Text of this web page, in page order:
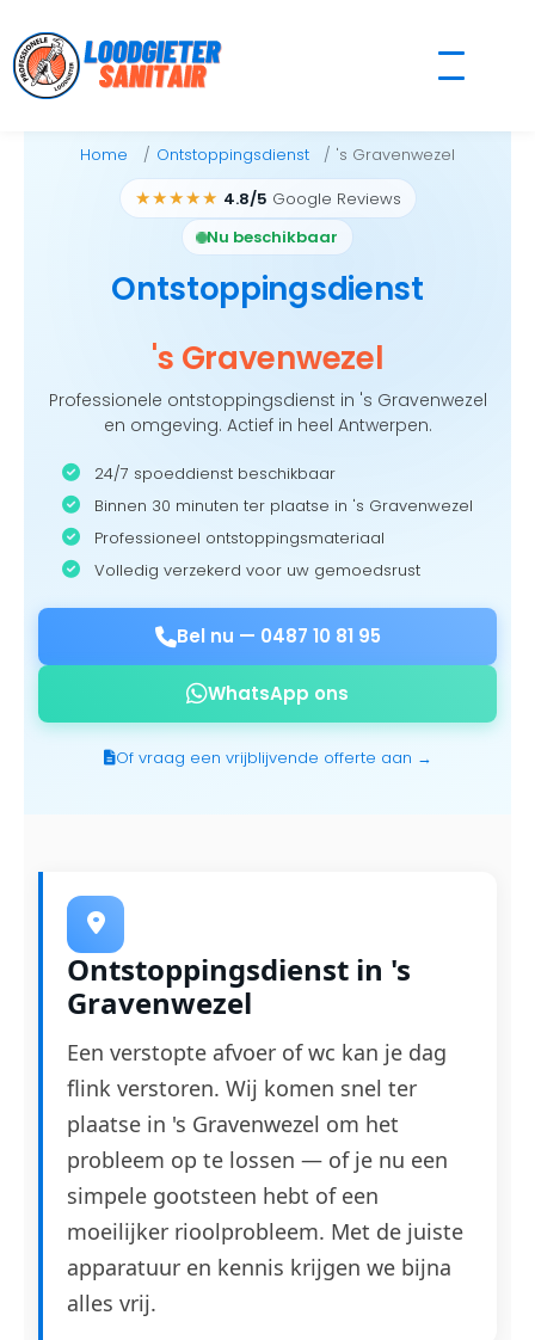
to
content
Home Ontstoppingsdienst 's Gravenwezel
★★★★★ 4.8/5 Google Reviews
Nu beschikbaar
Ontstoppingsdienst
's Gravenwezel
Professionele ontstoppingsdienst in 's Gravenwezel
en omgeving. Actief in heel Antwerpen.
24/7 spoeddienst beschikbaar
Binnen 30 minuten ter plaatse in 's Gravenwezel
Professioneel ontstoppingsmateriaal
Volledig verzekerd voor uw gemoedsrust
Bel nu — 0487 10 81 95
WhatsApp ons
Of vraag een vrijblijvende offerte aan →
Ontstoppingsdienst in 's
Gravenwezel
Een verstopte afvoer of wc kan je dag
flink verstoren. Wij komen snel ter
plaatse in 's Gravenwezel om het
probleem op te lossen — of je nu een
simpele gootsteen hebt of een
moeilijker rioolprobleem. Met de juiste
apparatuur en kennis krijgen we bijna
alles vrij.